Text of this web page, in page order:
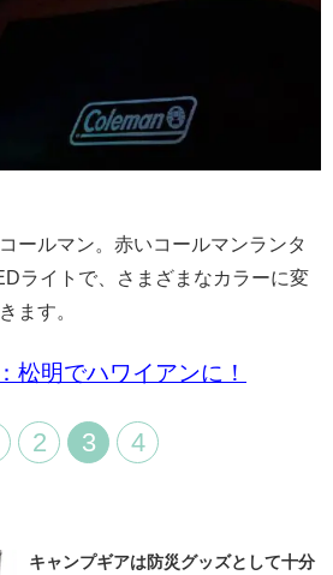
ールマン。赤いコールマンランタ
ライトで、さまざまなカラーに変
ます。
松明でハワイアンに！
2 3 4
キャンプギアは防災グッズとして十分